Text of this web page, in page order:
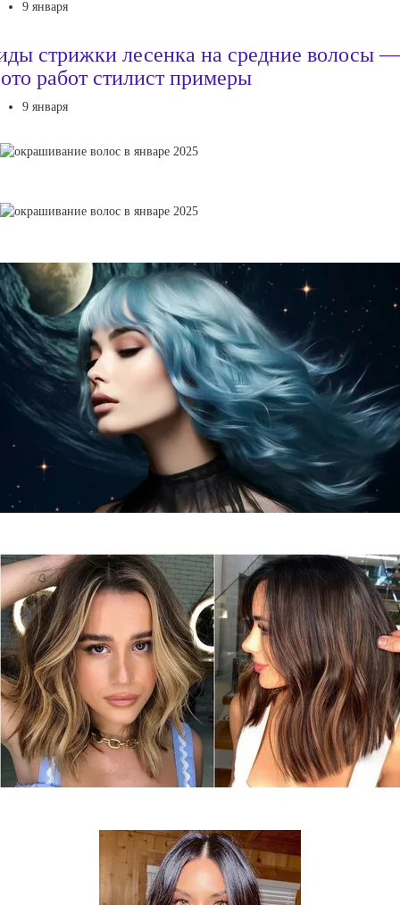
9 января
стрижки лесенка на средние волосы —
работ стилист примеры
9 января